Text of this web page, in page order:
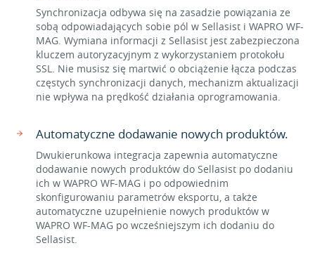
Synchronizacja odbywa się na zasadzie powiązania ze
sobą odpowiadających sobie pól w Sellasist i WAPRO WF-
MAG. Wymiana informacji z Sellasist jest zabezpieczona
kluczem autoryzacyjnym z wykorzystaniem protokołu
SSL. Nie musisz się martwić o obciążenie łącza podczas
częstych synchronizacji danych, mechanizm aktualizacji
nie wpływa na prędkość działania oprogramowania.
Automatyczne dodawanie nowych produktów.
Dwukierunkowa integracja zapewnia automatyczne
dodawanie nowych produktów do Sellasist po dodaniu
ich w WAPRO WF-MAG i po odpowiednim
skonfigurowaniu parametrów eksportu, a także
automatyczne uzupełnienie nowych produktów w
WAPRO WF-MAG po wcześniejszym ich dodaniu do
Sellasist.